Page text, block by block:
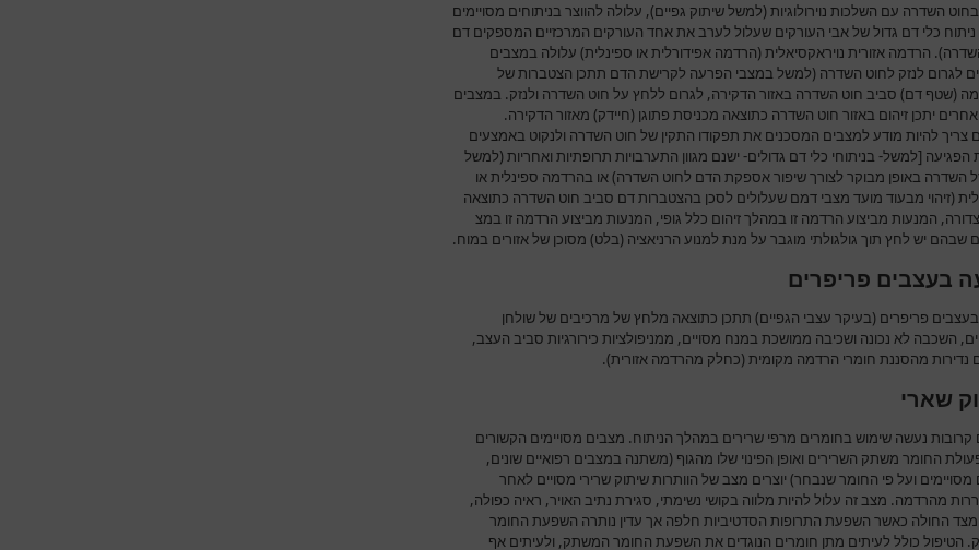
השדרה עם השלכות נוירולוגיות (למשל שיתוק גפיים), עלולה להווצר בניתוחים מסויימים
כלי דם גדול של אבי העורקים שעלול לערב את אחד העורקים המרכזיים המספקים דם
הרדמה אזורית נויראקסיאלית (הרדמה אפידורלית או ספינלית) עלולה במצבים
לגרום לנזק לחוט השדרה (למשל במצבי הפרעה לקרישת הדם תתכן הצטברות של
(שטף דם) סביב חוט השדרה באזור הדקירה, לגרום ללחץ על חוט השדרה ולנזק. במצבים
אחרים יתכן זיהום באזור חוט השדרה כתוצאה מכניסת פתוגן (חיידק) מאזור הדקירה.
צריך להיות מודע למצבים המסכנים את תפקודו התקין של חוט השדרה ולנקוט באמצעים
הפגיעה [למשל- בניתוחי כלי דם גדולים- ישנם מגוון התערבויות תרופתיות ואחריות (למשל
השדרה באופן מבוקר לצורך שיפור אספקת הדם לחוט השדרה) או בהרדמה ספינלית או
(זיהוי מבעוד מועד מצבי דמם שעלולים לסכן בהצטברות דם סביב חוט השדרה כתוצאה
המנעות מביצוע הרדמה זו במהלך זיהום כלל גופי, המנעות מביצוע הרדמה זו במצ
שבהם יש לחץ תוך גולגולתי מוגבר על מנת למנוע הרניאציה (בלט) מסוכן של אזורים במוח.
בעצבים פריפרים
פריפרים (בעיקר עצבי הגפיים) תתכן כתוצאה מלחץ של מרכיבים של שולחן
השכבה לא נכונה ושכיבה ממושכת במנח מסויים, ממניפולציות כירורגיות סביב העצב,
נדירות מהסננת חומרי הרדמה מקומית (כחלק מהרדמה אזורית).
שארי
קרובות נעשה שימוש בחומרים מרפי שרירים במהלך הניתוח. מצבים מסויימים הקשורים
החומר משתק השרירים ואופן הפינוי שלו מהגוף (משתנה במצבים רפואיים שונים,
מסויימים ועל פי החומר שנבחר) יוצרים מצב של הוותרות שיתוק שרירי מסויים לאחר
מהרדמה. מצב זה עלול להיות מלווה בקושי נשימתי, סגירת נתיב האויר, ראיה כפולה,
החולה כאשר השפעת התרופות הסדטיביות חלפה אך עדין נותרה השפעת החומר
הטיפול כולל לעיתים מתן חומרים הנוגדים את השפעת החומר המשתק, ולעיתים אף